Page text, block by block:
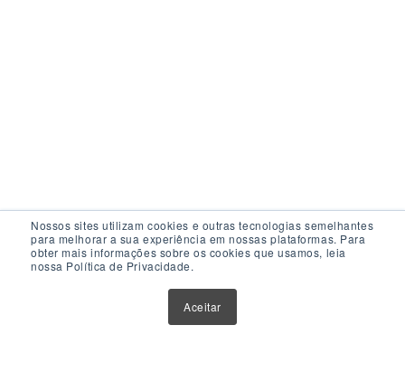
Nossos sites utilizam cookies e outras tecnologias semelhantes
para melhorar a sua experiência em nossas plataformas. Para
obter mais informações sobre os cookies que usamos, leia
nossa Política de Privacidade.
Aceitar
Acesso Rápido